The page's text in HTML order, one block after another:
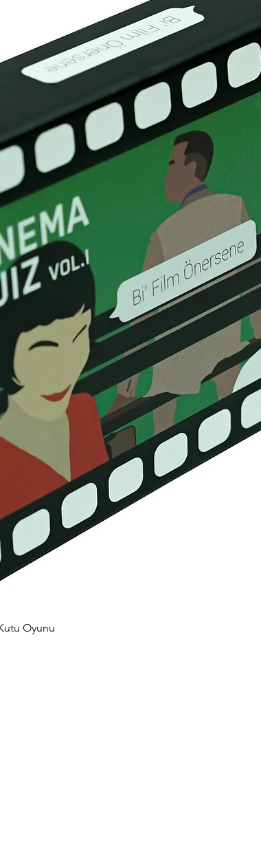
stok kodu: 01157
Oyunu